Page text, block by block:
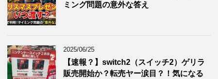
ミング問題の意外な答え
2025/06/25
【速報？】switch2（スイッチ2）ゲリラ
販売開始か？転売ヤー涙目？！気になる